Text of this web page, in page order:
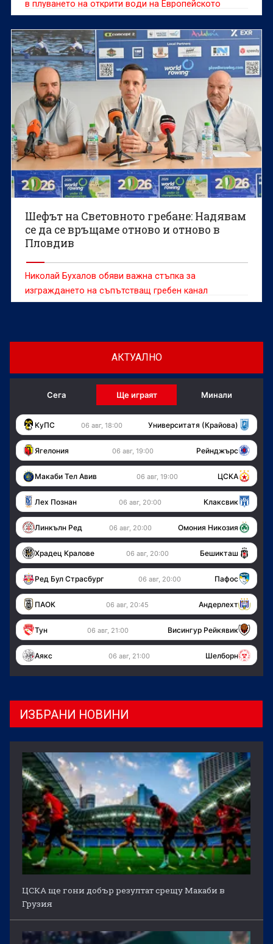
в плуването на открити води на Европейското
първенство по плувни спортове в Париж, като
добави злато на 5 километра към това на 10 км.
Шефът на Световното гребане: Надявам
се да се връщаме отново и отново в
Пловдив
Николай Бухалов обяви важна стъпка за
изграждането на съпътстващ гребен канал
АКТУАЛНО
Сега Ще играят Минали
KуПС 06 авг, 18:00 Университатя (Крайова)
Ягелония 06 авг, 19:00 Рейнджърс
Макаби Тел Авив 06 авг, 19:00 ЦСКА
Лех Познан 06 авг, 20:00 Клаксвик
Линкълн Ред 06 авг, 20:00 Омония Никозия
Храдец Кралове 06 авг, 20:00 Бешикташ
Ред Бул Страсбург 06 авг, 20:00 Пафос
ПАОК 06 авг, 20:45 Андерлехт
Тун 06 авг, 21:00 Висингур Рейкявик
Аякс 06 авг, 21:00 Шелборн
ИЗБРАНИ НОВИНИ
ЦСКА ще гони добър резултат срещу Макаби в
Грузия